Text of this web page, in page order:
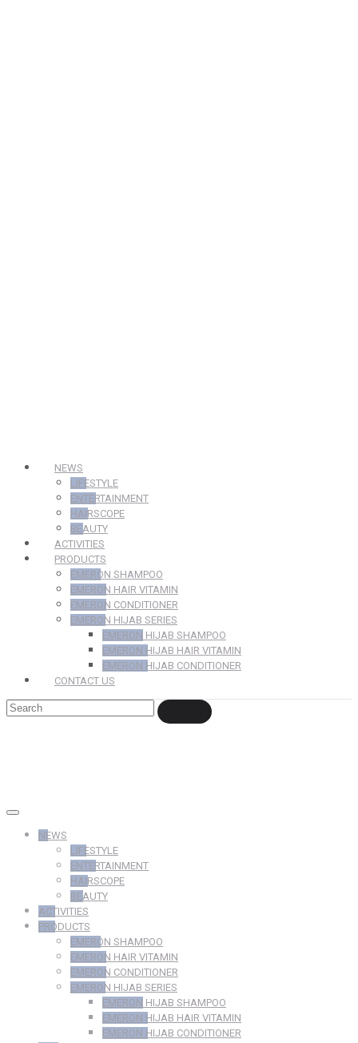
NEWS
LIFESTYLE
ENTERTAINMENT
HAIRSCOPE
BEAUTY
ACTIVITIES
PRODUCTS
EMERON SHAMPOO
EMERON HAIR VITAMIN
EMERON CONDITIONER
EMERON HIJAB SERIES
EMERON HIJAB SHAMPOO
EMERON HIJAB HAIR VITAMIN
EMERON HIJAB CONDITIONER
CONTACT US
NEWS
LIFESTYLE
ENTERTAINMENT
HAIRSCOPE
BEAUTY
ACTIVITIES
PRODUCTS
EMERON SHAMPOO
EMERON HAIR VITAMIN
EMERON CONDITIONER
EMERON HIJAB SERIES
EMERON HIJAB SHAMPOO
EMERON HIJAB HAIR VITAMIN
EMERON HIJAB CONDITIONER